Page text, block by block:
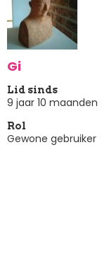
Gi
Lid sinds
9 jaar 10 maanden
Rol
Gewone gebruiker